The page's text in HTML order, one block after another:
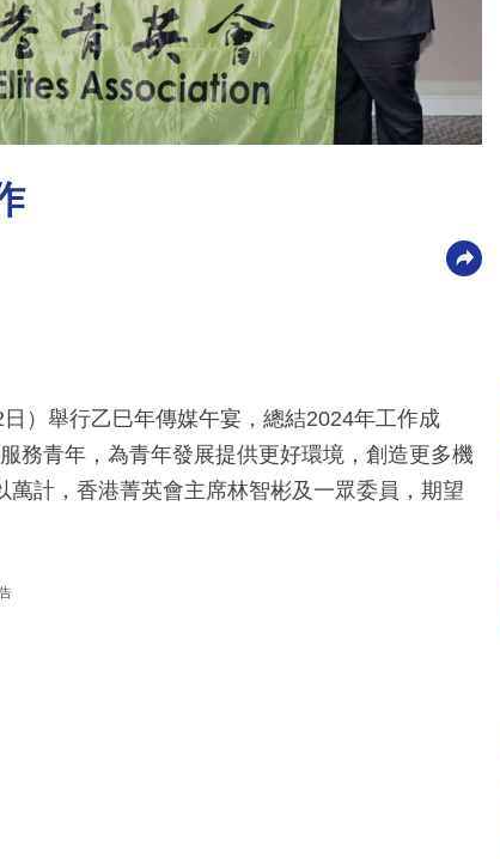
）舉行乙巳年傳媒午宴，總結2024年工作成
務青年，為青年發展提供更好環境，創造更多機
計，香港菁英會主席林智彬及一眾委員，期望